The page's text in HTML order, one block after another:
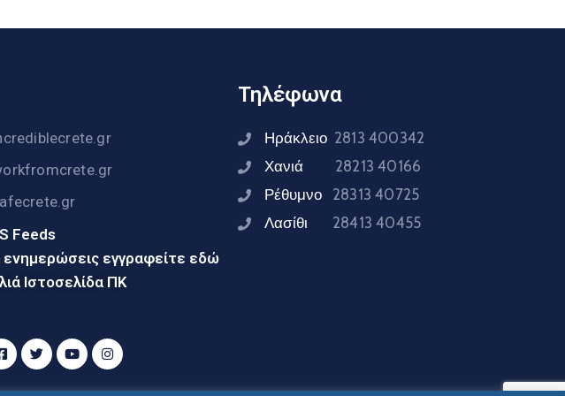
Feeds
ενημερώσεις εγγραφείτε εδώ
Ιστοσελίδα ΠΚ
Τηλέφωνα
Ηράκλειο 2813 400342
Χανιά 28213 40166
Ρέθυμνο 28313 40725
Λασίθι 28413 40455